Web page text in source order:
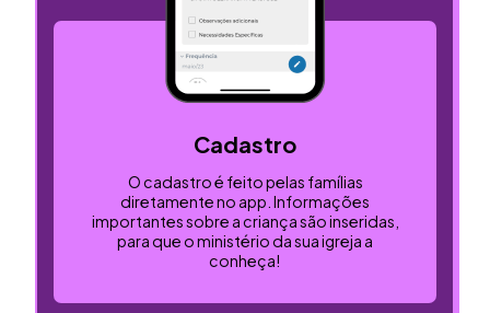
Cadastro
O cadastro é feito pelas famílias
diretamente no app. Informações
importantes sobre a criança são inseridas,
para que o ministério da sua igreja a
conheça!